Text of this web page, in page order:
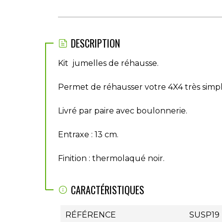
DESCRIPTION
Kit jumelles de réhausse.
Permet de réhausser votre 4X4 très
Livré par paire avec boulonnerie.
Entraxe : 13 cm.
Finition : thermolaqué noir.
CARACTÉRISTIQUES
RÉFÉRENCE SUSP19